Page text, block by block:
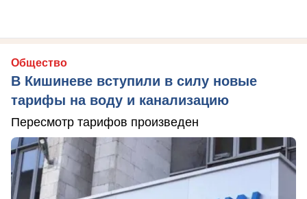
Общество
В Кишиневе вступили в силу новые
тарифы на воду и канализацию
Пересмотр тарифов произведен